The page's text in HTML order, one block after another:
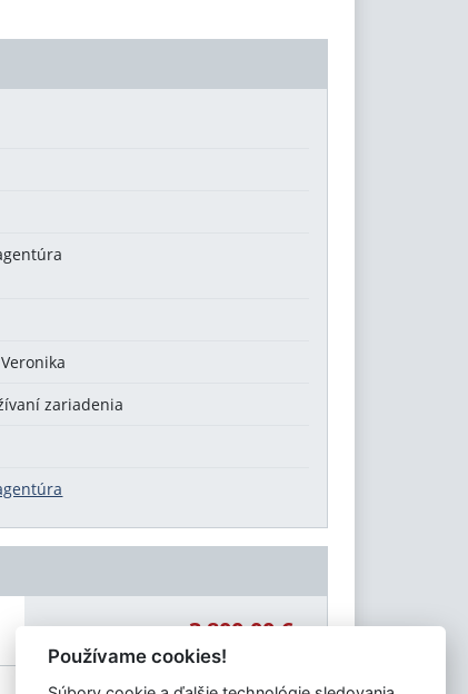
zariadenia
Celková čiastka: 3 800,00 €
Používame cookies!